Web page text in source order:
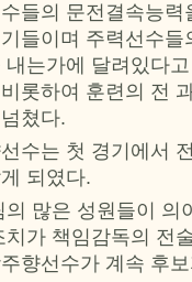
들의 문전결속능
들이며 주력선수
는가에 달려있다
롯하여 훈련의 전
쳤다.
수는 첫 경기에서
되였다.
많은 성원들이 의
가 책임감독의 전
향선수가 계속 후